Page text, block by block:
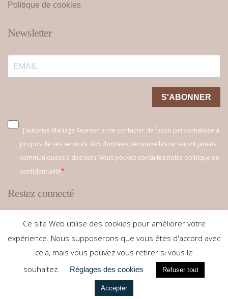
Politique de cookies
Newsletter
S'ABONNER
J'autorise Mariage Réunion à me contacter de façon personnalisée à
propos de ses services. Vos données personnelles ne seront jamais
communiquées à des tiers. Vous pouvez consultez notre politique de
confidentialité
Restez connecté
Copyright © 2026. Mariage Réunion. Tous droits réservés
Ce site Web utilise des cookies pour améliorer votre
expérience. Nous supposerons que vous êtes d'accord avec
cela, mais vous pouvez vous retirer si vous le
souhaitez.
Réglages des cookies Refuser tout
Accepter